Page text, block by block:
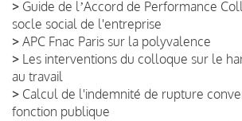
> Guide de lʼAccord de Performance
socle social de l'entreprise
> APC Fnac Paris sur la polyvalence
> Les interventions du colloque sur le
au travail
> Calcul de l'indemnité de rupture
fonction publique